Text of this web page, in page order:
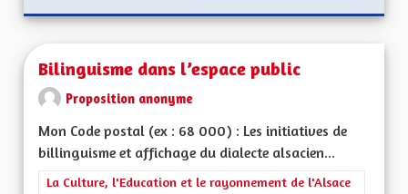
Bilinguisme dans l’espace public
Proposition anonyme
Mon Code postal (ex : 68 000) : Les initiatives de
billinguisme et affichage du dialecte alsacien...
Filtrer les résultats de la catégorie : La Culture, l'Education et
La Culture, l'Education et le rayonnement de l'Alsace